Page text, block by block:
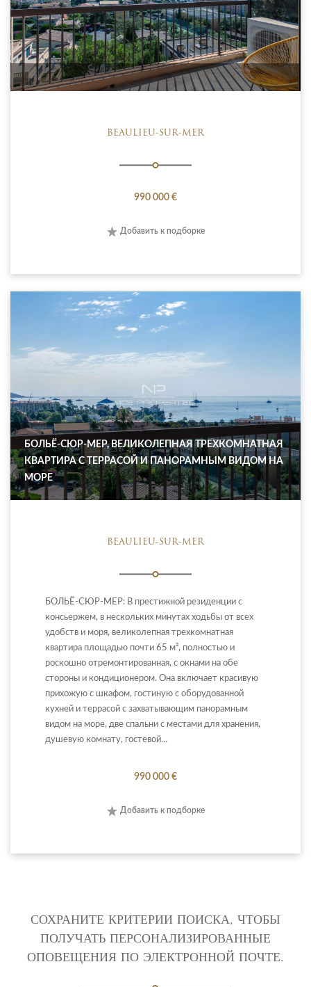
BEAULIEU-SUR-MER
990 000 €
Добавить к подборке
БОЛЬЁ-СЮР-МЕР, ВЕЛИКОЛЕПНАЯ ТРЕХКОМНАТНАЯ
КВАРТИРА С ТЕРРАСОЙ И ПАНОРАМНЫМ ВИДОМ НА
МОРЕ
BEAULIEU-SUR-MER
БОЛЬЁ-СЮР-МЕР: В престижной резиденции с
консьержем, в нескольких минутах ходьбы от всех
удобств и моря, великолепная трехкомнатная
квартира площадью почти 65 м², полностью и
роскошно отремонтированная, с окнами на обе
стороны и кондиционером. Она включает красивую
прихожую с шкафом, гостиную с оборудованной
кухней и террасой с захватывающим панорамным
видом на море, две спальни с местами для хранения,
душевую комнату, гостевой...
990 000 €
Добавить к подборке
СОХРАНИТЕ КРИТЕРИИ ПОИСКА, ЧТОБЫ
ПОЛУЧАТЬ ПЕРСОНАЛИЗИРОВАННЫЕ
ОПОВЕЩЕНИЯ ПО ЭЛЕКТРОННОЙ ПОЧТЕ.